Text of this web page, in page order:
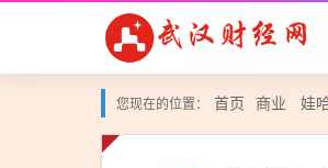
您现在的位置： 首页 商业 娃